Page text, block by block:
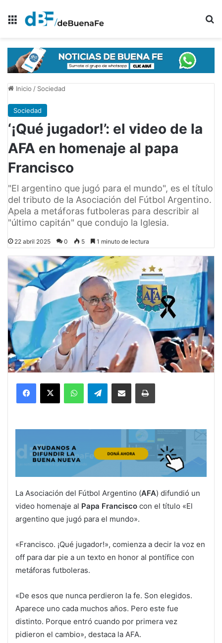
Menú
Inicio / Sociedad
Sociedad
‘¡Qué jugador!’: el video de la
AFA en homenaje al papa
Francisco
"El argentino que jugó para el mundo", es el título
del tributo de la Asociación del Fútbol Argentino.
Apela a metáforas futboleras para describir al
"último capitán" que condujo la Iglesia.
22 abril 2025 0 5 1 minuto de lectura
Telegram
La Asociación del Fútbol Argentino (AFA) difundió un
video homenaje al Papa Francisco con el título «El
argentino que jugó para el mundo».
«Francisco. ¡Qué jugador!», comienza a decir la voz en
off para dar pie a un texto en honor al pontífice con
metáforas futboleras.
«De esos que nunca perdieron la fe. Son elegidos.
Aparece uno cada muchos años. Pero este fue
distinto. Porque entró cuando por primera vez
pidieron el cambio», destaca la AFA.